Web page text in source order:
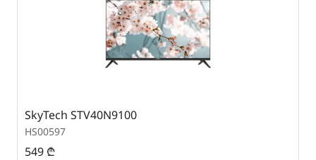
SkyTech STV40N9100
HS00597
549 ₾